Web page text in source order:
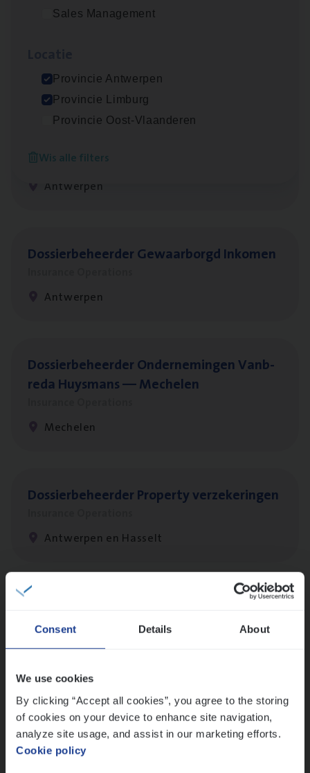
Consent Details About
We use cookies
By clicking “Accept all cookies”, you agree to the storing
of cookies on your device to enhance site navigation,
analyze site usage, and assist in our marketing efforts.
Cookie policy
Sales Management
Provincie Antwerpen
Provincie Limburg
Provincie Oost-Vlaanderen
Wis alle filters
Advisor/​Configuratie ana­lyst Part­ner in
Beveren
Insurance Operations
Antwerpen
Dos­sier­be­heer­der Gewaar­borgd Inkomen
Antwerpen
Dos­sier­be­heer­der Onder­ne­min­gen Van­b­
re­da Huys­mans — Mechelen
Mechelen
Dos­sier­be­heer­der Pro­per­ty verzekeringen
Antwerpen en Hasselt
Dos­sier­be­heer­der ver­ze­ke­rin­gen — Soci­al
Pro­fit en Public
ITBusi­ness Analyst
IT, Change & Innovation